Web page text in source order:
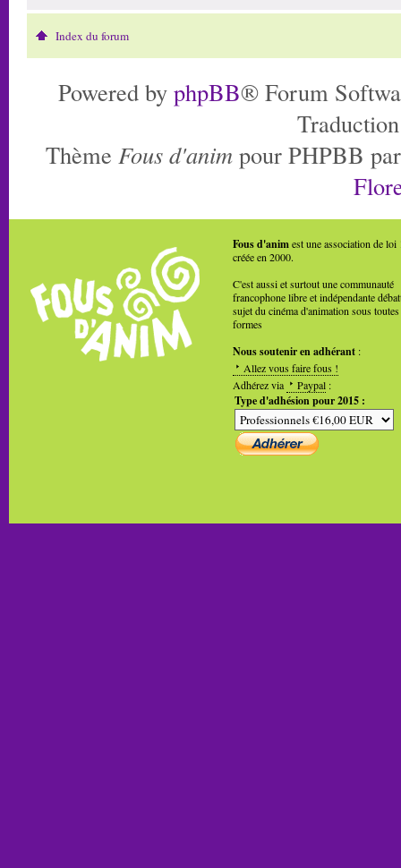
Index du forum
Powered by phpBB® Forum
Thème Fous d'anim pour PHPBB
Fous d'animest une association de loi
créée en 2000.
C'est aussi et surtout une communauté
francophone libre et indépendante
sujet du cinéma d'animation sous toutes
formes
Nous soutenir en adhérant :
Allez vous faire fous !
Adhérez via
Paypal :
Type d'adhésion pour 2015 :